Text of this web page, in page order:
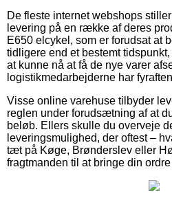
De fleste internet webshops
levering på en række af deres
E650 elcykel, som er forudsat at
tidligere end et bestemt
at kunne nå at få de nye varer
logistikmedarbejderne har
Visse online varehuse tilbyder
reglen under forudsætning af at
beløb. Ellers skulle du overveje
leveringsmulighed, der oftest –
tæt på Køge, Brønderslev eller
fragtmanden til at bringe din